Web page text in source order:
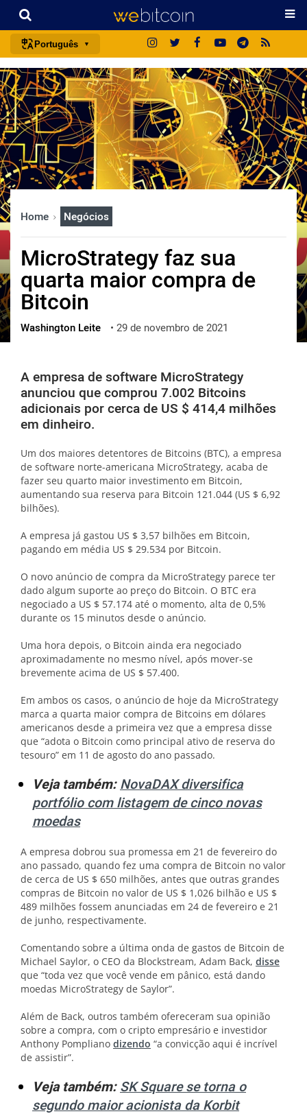
Português
português (BR)
english
español
français
italiano
deutsch
中文
한국어
العربية
ไทย
ქართული
vietnamese
Home Negócios
MicroStrategy faz sua
quarta maior compra de
Bitcoin
Washington Leite • 29 de novembro de 2021
A empresa de software MicroStrategy
anunciou que comprou 7.002 Bitcoins
adicionais por cerca de US $ 414,4 milhões
em dinheiro.
Um dos maiores detentores de Bitcoins (BTC), a empresa
de software norte-americana MicroStrategy, acaba de
fazer seu quarto maior investimento em Bitcoin,
aumentando sua reserva para Bitcoin 121.044 (US $ 6,92
bilhões).
A empresa já gastou US $ 3,57 bilhões em Bitcoin,
pagando em média US $ 29.534 por Bitcoin.
O novo anúncio de compra da MicroStrategy parece ter
dado algum suporte ao preço do Bitcoin. O BTC era
negociado a US $ 57.174 até o momento, alta de 0,5%
durante os 15 minutos desde o anúncio.
Uma hora depois, o Bitcoin ainda era negociado
aproximadamente no mesmo nível, após mover-se
brevemente acima de US $ 57.400.
Em ambos os casos, o anúncio de hoje da MicroStrategy
marca a quarta maior compra de Bitcoins em dólares
americanos desde a primeira vez que a empresa disse
que “adota o Bitcoin como principal ativo de reserva do
tesouro” em 11 de agosto do ano passado.
Veja também:NovaDAX diversifica
portfólio com listagem de cinco novas
moedas
A empresa dobrou sua promessa em 21 de fevereiro do
ano passado, quando fez uma compra de Bitcoin no valor
de cerca de US $ 650 milhões, antes que outras grandes
compras de Bitcoin no valor de US $ 1,026 bilhão e US $
489 milhões fossem anunciadas em 24 de fevereiro e 21
de junho, respectivamente.
Comentando sobre a última onda de gastos de Bitcoin de
Michael Saylor, o CEO da Blockstream, Adam Back, disse
que “toda vez que você vende em pânico, está dando
moedas MicroStrategy de Saylor”.
Além de Back, outros também ofereceram sua opinião
sobre a compra, com o cripto empresário e investidor
Anthony Pompliano dizendo “a convicção aqui é incrível
de assistir”.
Veja também:SK Square se torna o
segundo maior acionista da Korbit